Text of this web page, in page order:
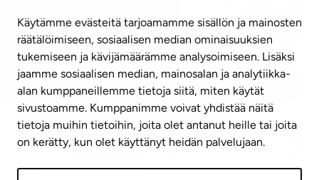
Käytämme evästeitä tarjoamamme sisällön ja mainosten
räätälöimiseen, sosiaalisen median ominaisuuksien
tukemiseen ja kävijämäärämme analysoimiseen. Lisäksi
jaamme sosiaalisen median, mainosalan ja analytiikka-
alan kumppaneillemme tietoja siitä, miten käytät
sivustoamme. Kumppanimme voivat yhdistää näitä
tietoja muihin tietoihin, joita olet antanut heille tai joita
on kerätty, kun olet käyttänyt heidän palvelujaan.
Asumisoikeusasunnot